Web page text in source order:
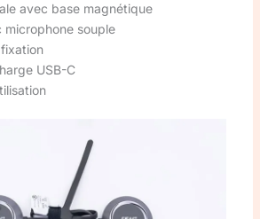
avec base magnétique
microphone souple
USB-C